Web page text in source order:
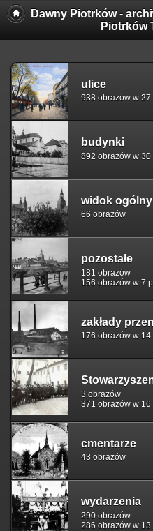
Dawny Piotrków -
Piotrków
ulice
938 obrazów w
budynki
892 obrazów w
widok ogólny
66 obrazów
pozostałe
181 obrazów
156 obrazów w 7
zakłady
176 obrazów w
3 obrazów
371 obrazów w
cmentarze
43 obrazów
wydarzenia
290 obrazów
286 obrazów w